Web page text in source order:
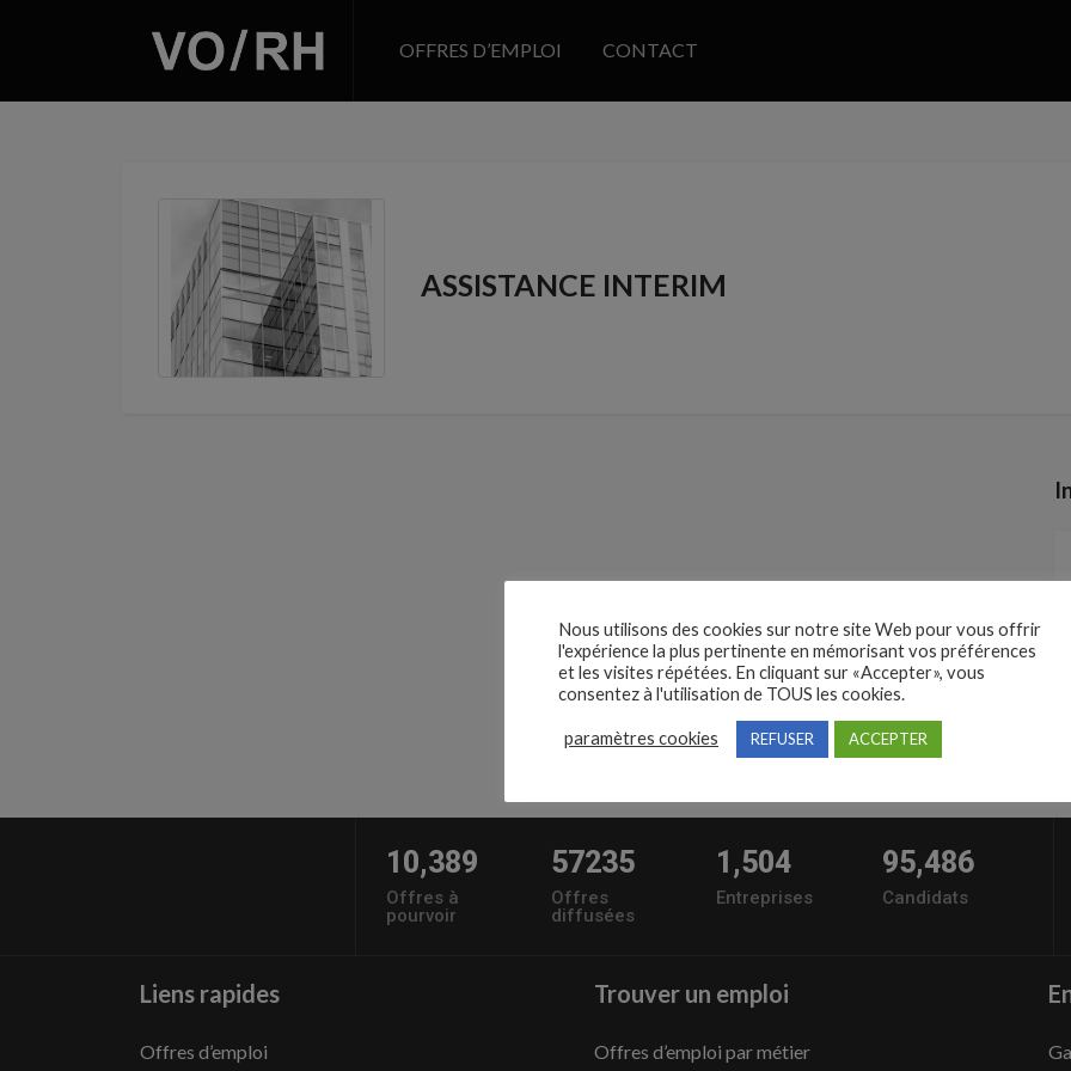
OFFRES D’EMPLOI CONTACT
ASSISTANCE INTERIM
10,389
Offres à
pourvoir
57235
Offres
diffusées
1,504
Entreprises
95,486
Candidats
Liens rapides
Offres d’emploi
Trouver un emploi
Offres d’emploi par métier
Nous utilisons des cookies sur notre site Web pour vous offrir
l'expérience la plus pertinente en mémorisant vos préférences
et les visites répétées. En cliquant sur «Accepter», vous
consentez à l'utilisation de TOUS les cookies.
paramètres cookies REFUSER ACCEPTER